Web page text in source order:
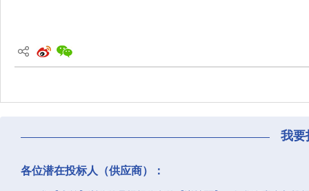
我要
各位潜在投标人（供应商）：